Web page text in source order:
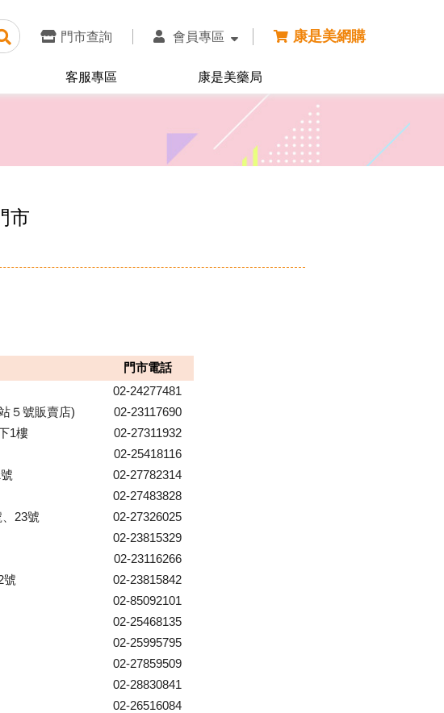
門市查詢 會員專區 康是美網購
客服專區 康是美藥局
市
門市電話
02-24277481
５號販賣店)
02-23117690
1樓
02-27311932
02-25418116
02-27782314
02-27483828
23號
02-27326025
02-23815329
02-23116266
號
02-23815842
02-85092101
02-25468135
02-25995795
02-27859509
02-28830841
02-26516084